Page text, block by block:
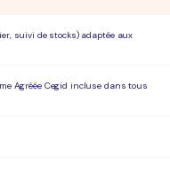
suivi de stocks) adaptée aux
Agréée Cegid incluse dans tous